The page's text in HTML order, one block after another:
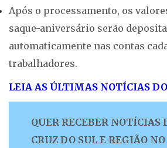
Após o processamento, os
saque-aniversário serão
automaticamente nas contas
trabalhadores.
LEIA AS ÚLTIMAS NOTÍCIAS
QUER RECEBER NOTÍCIAS
CRUZ DO SUL E REGIÃO NO